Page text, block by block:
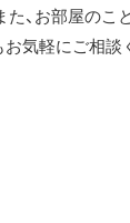
、お部屋のこ
気軽にご相談